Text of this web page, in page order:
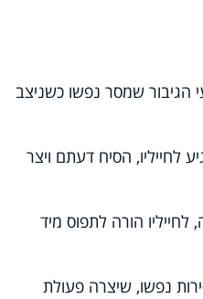
שמסר נפשו כשניצב
לחייליו, הסיח דעתם ויצר
הורה לתפוס מיד
נפשו, שיצרה פעולת